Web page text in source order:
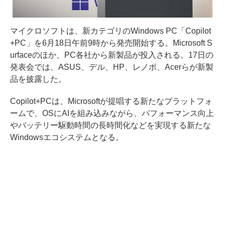
マイクロソフトは、新カテゴリのWindows PC「Copilot
+PC」を6月18日午前9時から発売開始する。Microsoft S
urfaceのほか、PC各社から新製品が投入される。17日の
発表会では、ASUS、デル、HP、レノボ、Acerらが新製
品を披露した。
Copilot+PCは、Microsoftが提唱する新たなプラットフォ
ームで、OSにAIを組み込みながら、パフォーマンス向上
やバッテリー駆動時間の長時間化などを実現する新たな
Windowsエコシステムとなる。